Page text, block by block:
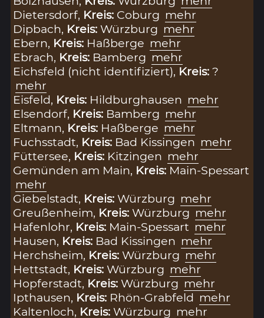
Dietersdorf, Kreis: Coburg mehr
Dipbach, Kreis:Würzburg mehr
Ebern, Kreis: Haßberge mehr
Ebrach, Kreis: Bamberg mehr
Eichsfeld (nicht identifiziert), Kreis:?
mehr
Eisfeld, Kreis: Hildburghausen mehr
Elsendorf, Kreis: Bamberg mehr
Eltmann, Kreis: Haßberge mehr
Fuchsstadt, Kreis: Bad Kissingen mehr
Füttersee, Kreis: Kitzingen mehr
Gemünden am Main, Kreis: Main-Spessart
mehr
Giebelstadt, Kreis:Würzburg mehr
Greußenheim, Kreis:Würzburg mehr
Hafenlohr, Kreis: Main-Spessart mehr
Hausen, Kreis: Bad Kissingen mehr
Herchsheim, Kreis:Würzburg mehr
Hettstadt, Kreis:Würzburg mehr
Hopferstadt, Kreis:Würzburg mehr
Ipthausen, Kreis: Rhön-Grabfeld mehr
Kaltenloch, Kreis:Würzburg mehr